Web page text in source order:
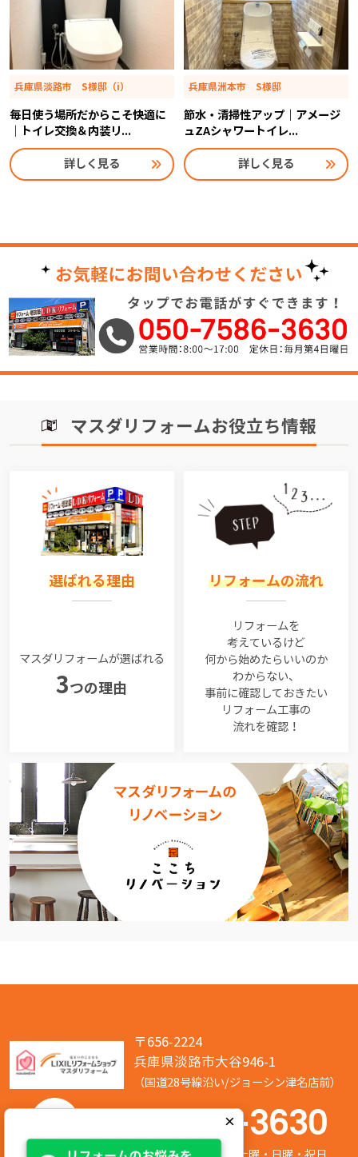
兵庫県淡路市 S様邸（i）
毎日使う場所だからこそ快適に
｜トイレ交換＆内装リ...
詳しく見る
兵庫県洲本市 S様邸
節水・清掃性アップ｜アメージ
ュZAシャワートイレ...
詳しく見る
マスダリフォームお役立ち情報
選ばれる理由
マスダリフォームが選ばれる
3つの理由
リフォームの流れ
リフォームを
考えているけど
何から始めたらいいのか
わからない、
事前に確認しておきたい
リフォーム工事の
流れを確認！
〒656-2224
兵庫県淡路市大谷946-1
（国道28号線沿い/ジョーシン津名店前）
050-7586-3630
×